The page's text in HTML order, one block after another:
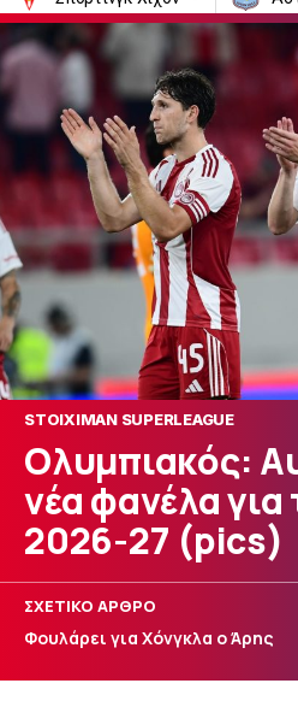
STOIXIMAN SUPERLEAGUE
Ολυμπιακός:
νέα φανέλα για
2026-27 (pics)
ΣΧΕΤΙΚΟ ΑΡΘΡΟ
Φουλάρει για Χόνγκλα ο Άρης